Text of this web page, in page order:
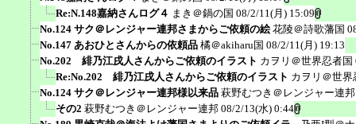
Re:N.148嘉納さんログ４ まき＠鍋の国 08/2/11(月) 15:09
No.124 サク＠レンジャー連邦さまからご依頼の絵 花陵＠詩歌藩国
No.147 あおひとさんからの依頼品 橘＠akiharu国 08/2/11(月) 19:13
No.202 緋乃江戌人さんからご依頼のイラスト カヲリ＠世界忍者国
Re:No.202 緋乃江戌人さんからご依頼のイラスト カヲリ＠世界
No.124 サク＠レンジャー連邦様以来品 萩野むつき＠レンジャー連邦
その2 萩野むつき＠レンジャー連邦 08/2/13(水) 0:44